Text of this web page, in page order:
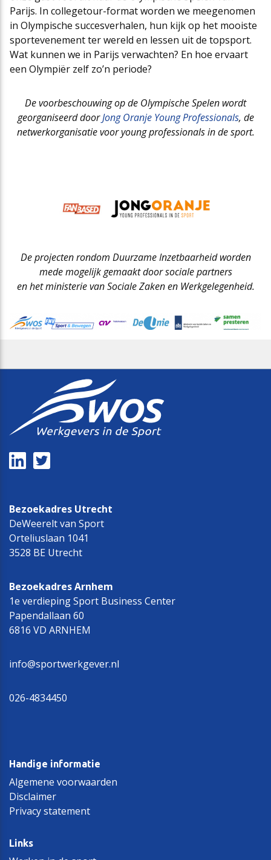
Parijs. In collegetour-format worden we meegenomen
in Olympische succesverhalen, hun kijk op het mooiste
sportevenement ter wereld en lessen uit de topsport.
Wat kunnen we in Parijs verwachten? En hoe ervaart
een Olympiër zelf zo’n periode?
De voorbeschouwing op de Olympische Spelen wordt
georganiseerd doorJong Oranje Young Professionals, de
netwerkorganisatie voor young professionals in de sport.
De projecten rondom Duurzame Inzetbaarheid worden
mede mogelijk gemaakt door sociale partners
en het ministerie van Sociale Zaken en Werkgelegenheid.
Bezoekadres Utrecht
DeWeerelt van Sport
Orteliuslaan 1041
3528 BE Utrecht
Bezoekadres Arnhem
1e verdieping Sport Business Center
Papendallaan 60
6816 VD ARNHEM
info@sportwerkgever.nl
026-4834450
Handige informatie
Algemene voorwaarden
Disclaimer
Privacy statement
Links